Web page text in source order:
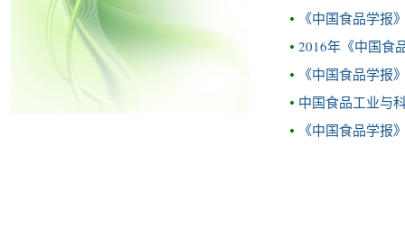
《中国食品学报
2016年《中国食
《中国食品学报
中国食品工业与
《中国食品学报